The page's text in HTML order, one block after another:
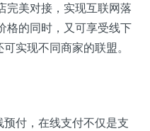
完美对接，实现互联网落
格的同时，又可享受线下
实现不同商家的联盟。
预付，在线支付不仅是支